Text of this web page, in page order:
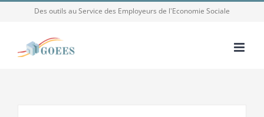
contenu
Des outils au Service des Employeurs de l'Economie Sociale